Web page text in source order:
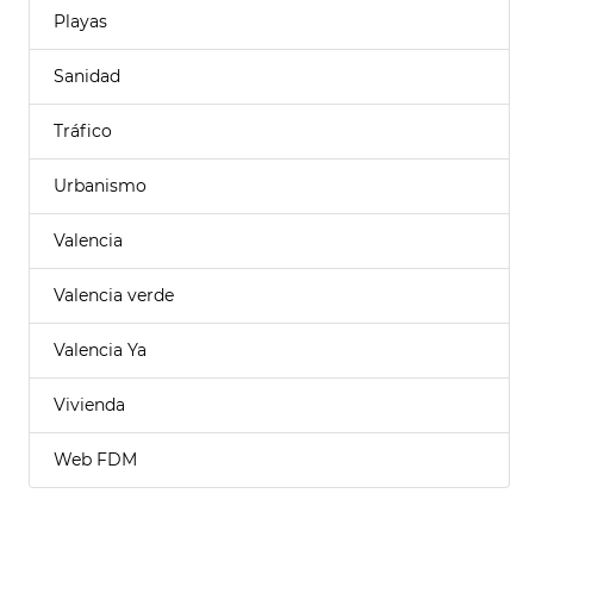
Playas
Sanidad
Tráfico
Urbanismo
Valencia
Valencia verde
Valencia Ya
Vivienda
Web FDM